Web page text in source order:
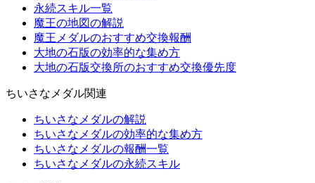
永続スキル一覧
魔王の地図の解説
魔王メダルのおすすめ交換報酬
大地の石版の効率的な集め方
大地の石版交換所のおすすめ交換優先度
ちいさなメダル関連
ちいさなメダルの解説
ちいさなメダルの効率的な集め方
ちいさなメダルの報酬一覧
ちいさなメダルの永続スキル